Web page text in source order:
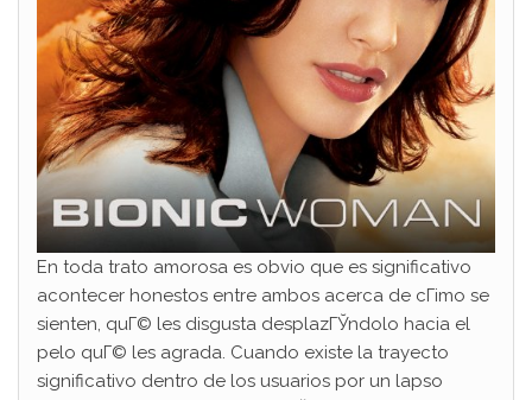
En toda trato amorosa es obvio que es significativo
acontecer honestos entre ambos acerca de cГіmo se
sienten, quГ© les disgusta desplazГЎndolo hacia el
pelo quГ© les agrada. Cuando existe la trayecto
significativo dentro de los usuarios por un lapso